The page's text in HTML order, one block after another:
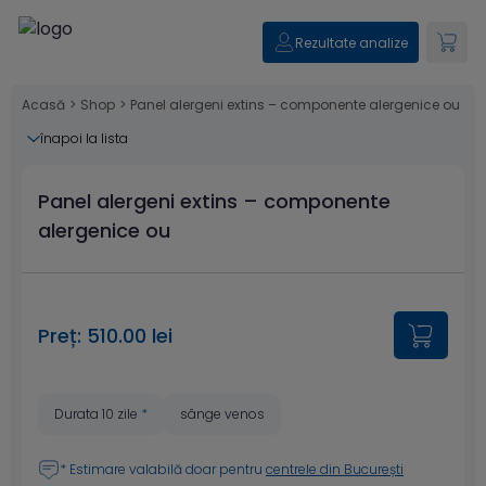
Rezultate analize
Acasă > Shop > Panel alergeni extins – componente alergenice ou
înapoi la lista
Panel alergeni extins – componente
alergenice ou
Preț: 510.00 lei
Durata 10 zile * sânge venos
* Estimare valabilă doar pentru centrele din București